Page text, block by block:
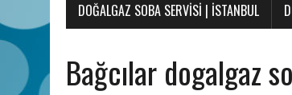
DOĞALGAZ SOBA SERVISI | İSTANBUL
Bağcılar dogalgaz